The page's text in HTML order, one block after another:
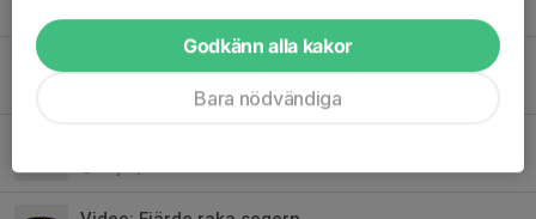
Godkänn alla kakor
Bara nödvändiga